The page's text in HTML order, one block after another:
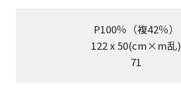
P100％（複42％）
122 x 50(cm×m乱)
71